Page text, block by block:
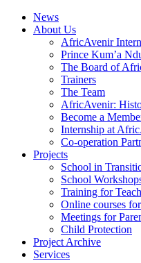
News
About Us
AfricAvenir
Prince Kum’a
The Board of
Trainers
The Team
AfricAvenir:
Become a
Internship at
Co-operation
Projects
School in
School
Training for
Online courses
Meetings for
Child Protection
Project Archive
Services